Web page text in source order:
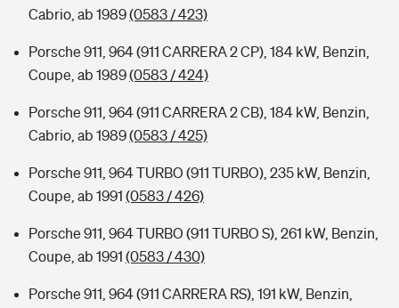
Cabrio, ab 1989(0583 / 423)
Porsche 911, 964 (911 CARRERA 2 CP), 184 kW, Benzin,
Coupe, ab 1989(0583 / 424)
Porsche 911, 964 (911 CARRERA 2 CB), 184 kW, Benzin,
Cabrio, ab 1989(0583 / 425)
Porsche 911, 964 TURBO (911 TURBO), 235 kW, Benzin,
Coupe, ab 1991 (0583 / 426)
Porsche 911, 964 TURBO (911 TURBO S), 261 kW, Benzin,
Coupe, ab 1991 (0583 / 430)
Porsche 911, 964 (911 CARRERA RS), 191 kW, Benzin,